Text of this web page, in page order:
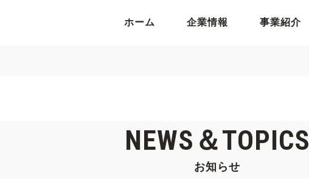
ホーム 企業情報 事業紹介
NEWS＆TOPICS
お知らせ